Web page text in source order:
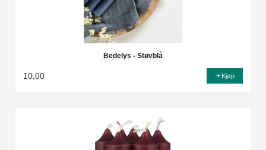
Bedelys - Støvblå
10,00 Kjøp